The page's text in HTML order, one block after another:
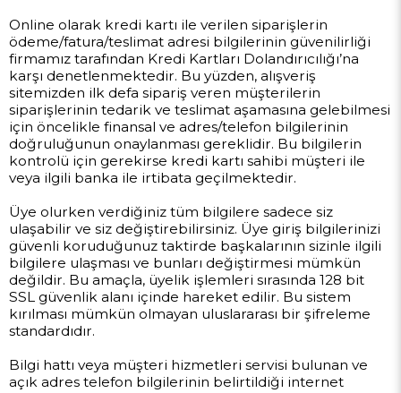
Online olarak kredi kartı ile verilen siparişlerin
ödeme/fatura/teslimat adresi bilgilerinin güvenilirliği
firmamız tarafından Kredi Kartları Dolandırıcılığı’na
karşı denetlenmektedir. Bu yüzden, alışveriş
sitemizden ilk defa sipariş veren müşterilerin
siparişlerinin tedarik ve teslimat aşamasına gelebilmesi
için öncelikle finansal ve adres/telefon bilgilerinin
doğruluğunun onaylanması gereklidir. Bu bilgilerin
kontrolü için gerekirse kredi kartı sahibi müşteri ile
veya ilgili banka ile irtibata geçilmektedir.
Üye olurken verdiğiniz tüm bilgilere sadece siz
ulaşabilir ve siz değiştirebilirsiniz. Üye giriş bilgilerinizi
güvenli koruduğunuz taktirde başkalarının sizinle ilgili
bilgilere ulaşması ve bunları değiştirmesi mümkün
değildir. Bu amaçla, üyelik işlemleri sırasında 128 bit
SSL güvenlik alanı içinde hareket edilir. Bu sistem
kırılması mümkün olmayan uluslararası bir şifreleme
standardıdır.
Bilgi hattı veya müşteri hizmetleri servisi bulunan ve
açık adres telefon bilgilerinin belirtildiği internet